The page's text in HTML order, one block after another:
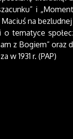
i
na
o tematyce
z Bogiem”
w 1931 r. (PAP)